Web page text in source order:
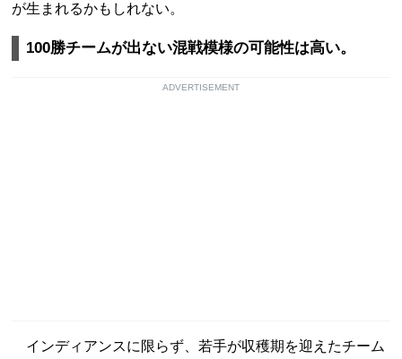
が生まれるかもしれない。
100勝チームが出ない混戦模様の可能性は高い。
ADVERTISEMENT
インディアンスに限らず、若手が収穫期を迎えたチーム